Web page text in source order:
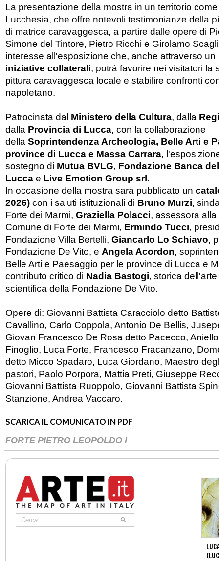
La presentazione della mostra in un territorio
Lucchesia, che offre notevoli testimonianze della
di matrice caravaggesca, a partire dalle opere di
Simone del Tintore, Pietro Ricchi e Girolamo
interesse all'esposizione che, anche attraverso un
iniziative collaterali, potrà favorire nei visitatori la
pittura caravaggesca locale e stabilire confronti
napoletano.
Patrocinata dal Ministero della Cultura, dalla
dalla Provincia di Lucca, con la collaborazione
della Soprintendenza Archeologia, Belle Arti e
province di Lucca e Massa Carrara,
sostegno di Mutua BVLG, Fondazione Banca
Lucca e Live Emotion Group srl.
In occasione della mostra sarà pubblicato un
2026) con i saluti istituzionali di Bruno Murzi,
Forte dei Marmi, Graziella Polacci, assessora
Comune di Forte dei Marmi, Ermindo Tucci,
Fondazione Villa Bertelli, Giancarlo Lo Schiavo,
Fondazione De Vito, e Angela Acordon,
Belle Arti e Paesaggio per le province di Lucca e
contributo critico di Nadia Bastogi, storica
scientifica della Fondazione De Vito.
Opere di: Giovanni Battista Caracciolo detto
Cavallino, Carlo Coppola, Antonio De Bellis,
Giovan Francesco De Rosa detto Pacecco,
Finoglio, Luca Forte, Francesco Fracanzano,
detto Micco Spadaro, Luca Giordano, Maestro
pastori, Paolo Porpora, Mattia Preti, Giuseppe
Giovanni Battista Ruoppolo, Giovanni Battista
Stanzione, Andrea Vaccaro.
SCARICA IL COMUNICATO IN PDF
FORTE PIETRO LEOPOLDO I